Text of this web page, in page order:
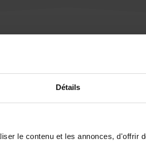
Détails
le contenu et les annonces, d'offrir
Une
Vous